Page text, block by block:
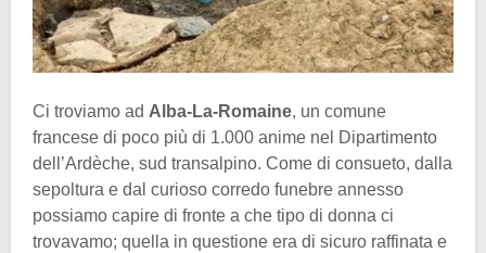
Ci troviamo ad Alba-La-Romaine, un comune
francese di poco più di 1.000 anime nel Dipartimento
dell’Ardèche, sud transalpino. Come di consueto, dalla
sepoltura e dal curioso corredo funebre annesso
possiamo capire di fronte a che tipo di donna ci
trovavamo; quella in questione era di sicuro raffinata e